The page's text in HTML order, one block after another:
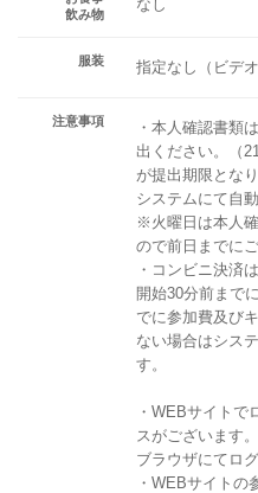
飲み物
なし
服装 指定なし（ビデ
注意事項
・本人確認書類
出ください。（
が提出期限とな
システムにて自
※火曜日は本人
ので前日までに
・コンビニ決済
開始30分前まで
でに参加費及び
ない場合はシス
す。
・WEBサイトで
スがございます
ブラウザにてロ
・WEBサイトの